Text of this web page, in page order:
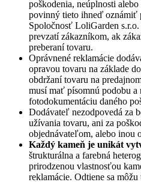
poškodenia, neúplnosti
povinný tieto ihneď oznámiť
Spoločnosť LoliGarden s.r.o.
prevzatí zákazníkom, ak
preberaní tovaru.
Oprávnené reklamácie
opravou tovaru na základe
obdržaní tovaru na
musí mať písomnú podobu
fotodokumentáciu daného
Dodávateľ nezodpovedá za
užívania tovaru, ani za
objednávateľom, alebo inou
Každý kameň je unikát
štrukturálna a farebná
prirodzenou vlastnosťou
reklamácie. Odtiene sa